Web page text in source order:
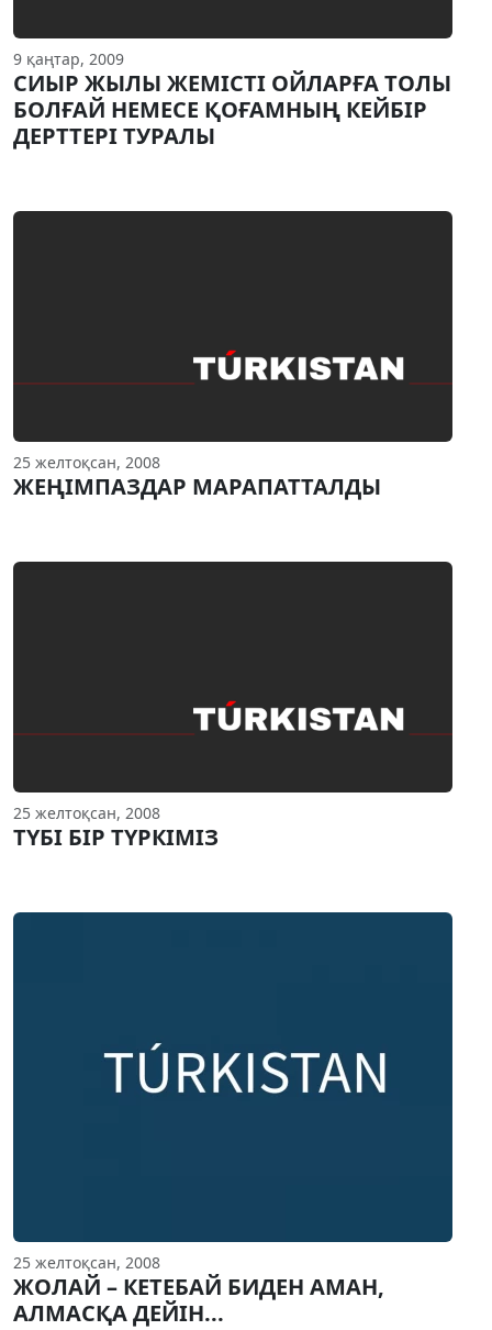
9 қаңтар, 2009
СИЫР ЖЫЛЫ ЖЕМIСТI ОЙЛАРҒА ТОЛЫ
БОЛҒАЙ НЕМЕСЕ ҚОҒАМНЫҢ КЕЙБIР
ДЕРТТЕРI ТУРАЛЫ
25 желтоқсан, 2008
ЖЕҢIМПАЗДАР МАРАПАТТАЛДЫ
25 желтоқсан, 2008
ТҮБI БIР ТҮРКIМIЗ
25 желтоқсан, 2008
ЖОЛАЙ – КЕТЕБАЙ БИДЕН АМАН,
АЛМАСҚА ДЕЙIН...